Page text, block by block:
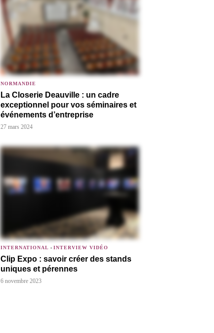
NORMANDIE
La Closerie Deauville : un cadre
exceptionnel pour vos séminaires et
événements d’entreprise
27 mars 2024
INTERNATIONAL - INTERVIEW VIDÉO
Clip Expo : savoir créer des stands
uniques et pérennes
6 novembre 2023